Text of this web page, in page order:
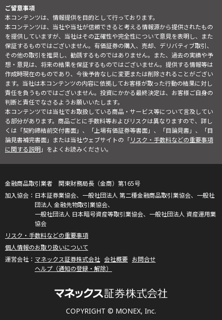
ご留意事項
本コンテンツは、情報提供を目的として行っております。
本コンテンツは、当社や当社が信頼できると考える情報源から提供されたもの
を提供していますが、当社はその正確性や完全性について意見を表明し、また
保証するものではございません。有価証券の購入、売却、デリバティブ取引、
その他の取引を推奨し、勧誘するものではありません。また、過去の実績や予
想・意見は、将来の結果を保証するものではございません。提供する情報等は
作成時現在のものであり、今後予告なしに変更または削除されることがござい
ます。当社は本コンテンツの内容に依拠してお客様が取った行動の結果に対し
責任を負うものではございません。投資にかかる最終決定は、お客様ご自身の
判断と責任でなさるようお願いいたします。
本コンテンツでは当社でお取扱している商品・サービス等について言及してい
る部分があります。商品ごとに手数料等およびリスクは異なりますので、詳し
くは「契約締結前交付書面」、「上場有価証券等書面」、「目論見書」、「目
論見書補完書面」または当社ウェブサイトの「リスク・手数料などの重要事項
に関する説明」をよくお読みください。
COPYRIGHT © MONEX, Inc.
金融商品取引業者 関東財務局長（金商）第165号
日本証券業協会、一般社団法人 第二種金融商品取引業協会、一般社
団法人 金融先物取引業協会、
一般社団法人 日本暗号資産等取引業協会、一般社団法人 資産運用業
協会
リスク・手数料などの重要事項
個人情報のお取り扱いについて
マネックス証券株式会社 会社概要 お問合せ
ヘルプ（通知の登録・解除）